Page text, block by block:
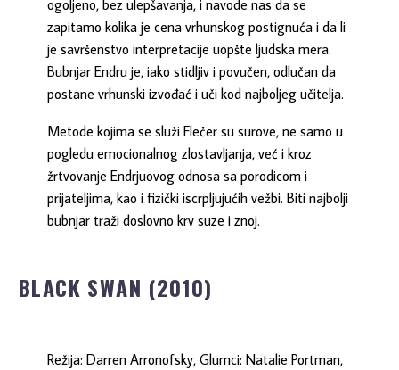
ogoljeno, bez ulepšavanja, i navode nas da se
zapitamo kolika je cena vrhunskog postignuća i da li
je savršenstvo interpretacije uopšte ljudska mera.
Bubnjar Endru je, iako stidljiv i povučen, odlučan da
postane vrhunski izvođać i uči kod najboljeg učitelja.
Metode kojima se služi Flečer su surove, ne samo u
pogledu emocionalnog zlostavljanja, već i kroz
žrtvovanje Endrjuovog odnosa sa porodicom i
prijateljima, kao i fizički iscrpljujućih vežbi. Biti najbolji
bubnjar traži doslovno krv suze i znoj.
BLACK SWAN (2010)
Režija: Darren Arronofsky, Glumci: Natalie Portman,